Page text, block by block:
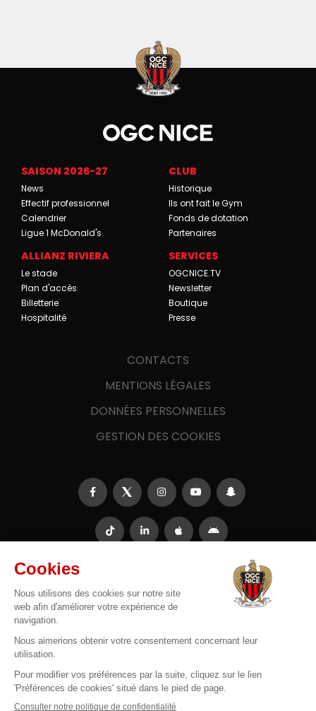
SAISON 2026-27
News
Effectif professionnel
Calendrier
Ligue 1 McDonald's
CLUB
Historique
Ils ont fait le Gym
Fonds de dotation
Partenaires
ALLIANZ RIVIERA
Le stade
Plan d'accès
Billetterie
Hospitalité
SERVICES
OGCNICE.TV
Newsletter
Boutique
Presse
CONTACTS
MENTIONS LÉGALES
DONNÉES PERSONNELLES
GESTION DES COOKIES